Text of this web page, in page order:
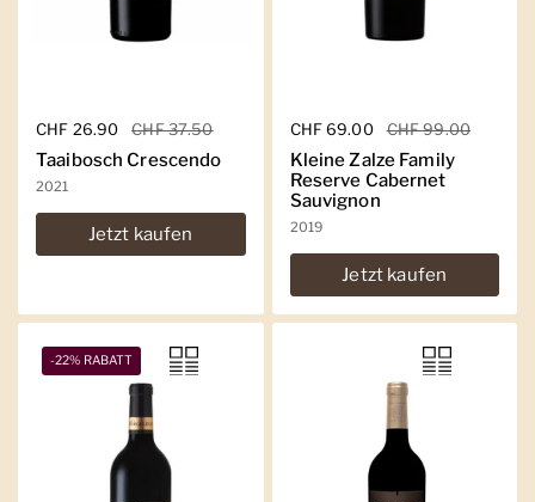
Regulärer Preis
CHF 26.90 Sale-Preis
CHF 37.50
Taaibosch Crescendo
2021
Jetzt kaufen
Regulärer Preis
CHF 69.00 Sale-Preis
CHF 99.00
Kleine Zalze Family
Reserve Cabernet
Sauvignon
2019
Jetzt kaufen
-22% RABATT